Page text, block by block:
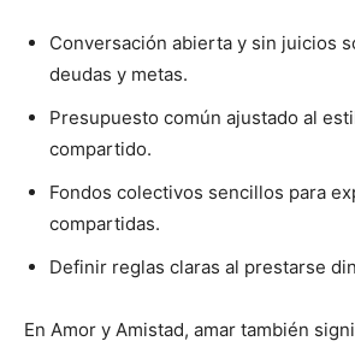
Conversación abierta y sin juicios
deudas y metas.
Presupuesto común ajustado al
compartido.
Fondos colectivos sencillos para
compartidas.
Definir reglas claras al prestarse
En Amor y Amistad, amar también